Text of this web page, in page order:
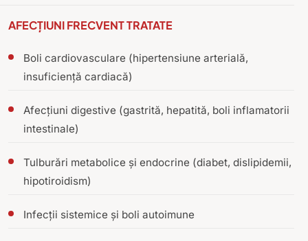
AFECȚIUNI FRECVENT TRATATE
Boli cardiovasculare (hipertensiune arterială,
insuficiență cardiacă)
Afecțiuni digestive (gastrită, hepatită, boli inflamatorii
intestinale)
Tulburări metabolice și endocrine (diabet, dislipidemii,
hipotiroidism)
Infecții sistemice și boli autoimune